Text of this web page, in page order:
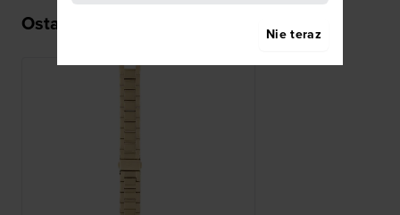
Ostatnio oglądane Nie teraz